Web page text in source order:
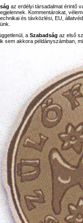
az erdélyi társadalmat érintő
Kommentárokat,
és távközlési, EU,
a Szabadság az első
sem akkora példányszámban,